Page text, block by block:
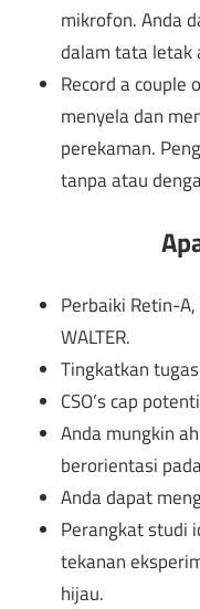
mikrofon. Anda
dalam tata letak
Record a couple
menyela dan
perekaman.
tanpa atau
Perbaiki Retin-
WALTER.
Tingkatkan
CSO’s cap
Anda mungkin
berorientasi
Anda dapat
Perangkat studi
tekanan
hijau.